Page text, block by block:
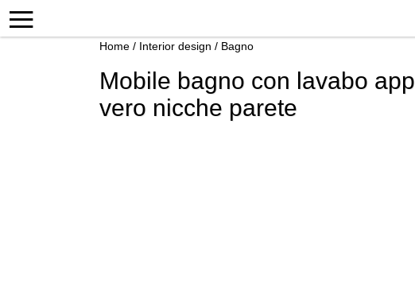
Home / Interior design / Bagno
Mobile bagno con lavabo
vero nicche parete